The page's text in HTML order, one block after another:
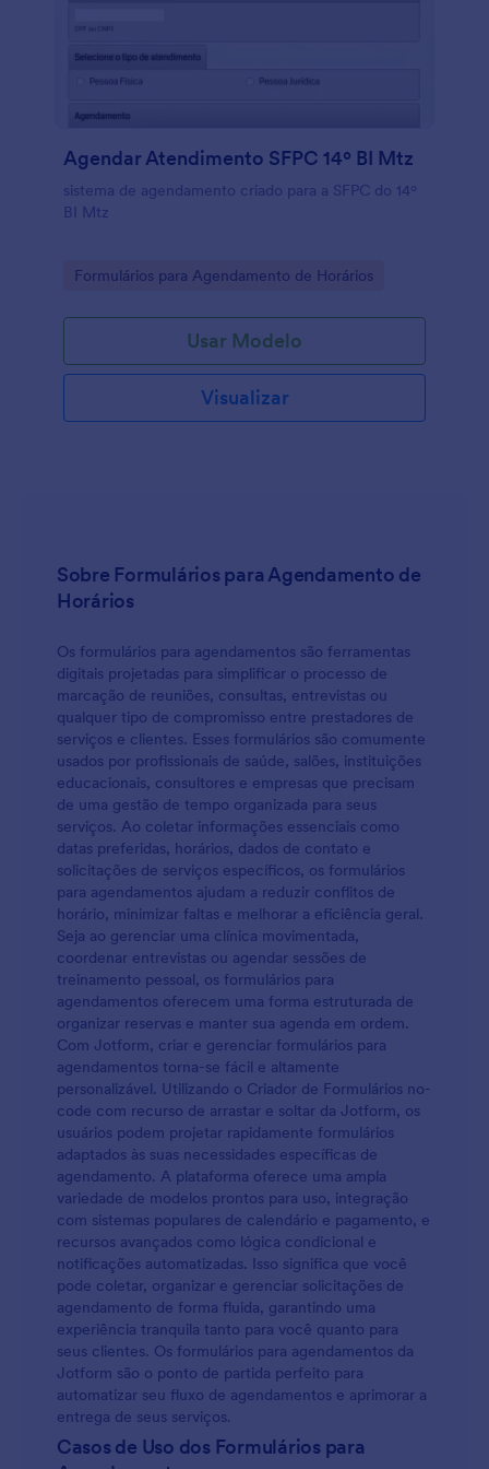
Agendar Atendimento SFPC 14º BI Mtz
sistema de agendamento criado para a SFPC do 14º
BI Mtz
Go to Category:
Formulários para Agendamento de Horários
Usar Modelo
Visualizar
Sobre Formulários para Agendamento de
Horários
Os formulários para agendamentos são ferramentas
digitais projetadas para simplificar o processo de
marcação de reuniões, consultas, entrevistas ou
qualquer tipo de compromisso entre prestadores de
serviços e clientes. Esses formulários são comumente
usados por profissionais de saúde, salões, instituições
educacionais, consultores e empresas que precisam
de uma gestão de tempo organizada para seus
serviços. Ao coletar informações essenciais como
datas preferidas, horários, dados de contato e
solicitações de serviços específicos, os formulários
para agendamentos ajudam a reduzir conflitos de
horário, minimizar faltas e melhorar a eficiência geral.
Seja ao gerenciar uma clínica movimentada,
coordenar entrevistas ou agendar sessões de
treinamento pessoal, os formulários para
agendamentos oferecem uma forma estruturada de
organizar reservas e manter sua agenda em ordem.
Com Jotform, criar e gerenciar formulários para
agendamentos torna-se fácil e altamente
personalizável. Utilizando o Criador de Formulários no-
code com recurso de arrastar e soltar da Jotform, os
usuários podem projetar rapidamente formulários
adaptados às suas necessidades específicas de
agendamento. A plataforma oferece uma ampla
variedade de modelos prontos para uso, integração
com sistemas populares de calendário e pagamento, e
recursos avançados como lógica condicional e
notificações automatizadas. Isso significa que você
pode coletar, organizar e gerenciar solicitações de
agendamento de forma fluida, garantindo uma
experiência tranquila tanto para você quanto para
seus clientes. Os formulários para agendamentos da
Jotform são o ponto de partida perfeito para
automatizar seu fluxo de agendamentos e aprimorar a
entrega de seus serviços.
Casos de Uso dos Formulários para